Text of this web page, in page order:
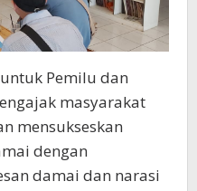
Pemilu dan
masyarakat
mensukseskan
dengan
damai dan narasi